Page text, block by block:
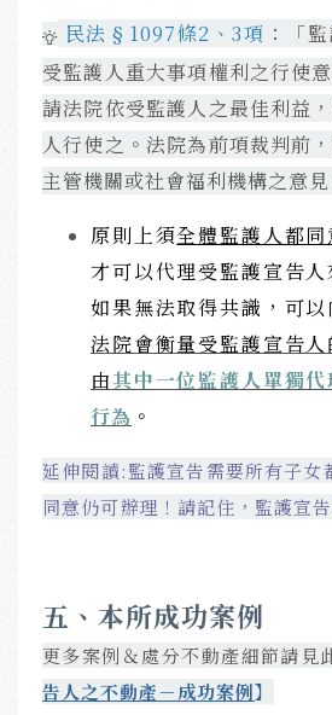
民法§1097條2、3項 ：「
受監護人重大事項權利之行使
請法院依受監護人之最佳利益
人行使之。 法院為前項裁判前
主管機關或社會福利機構之意見
原則上須全體監護人都
才可以代理受監護宣告人
如果無法取得共識，可以
法院會衡量受監護宣告人
由其中一位監護人單獨
行為 。
延伸閱讀:監護宣告需要所有子女
同意仍可辦理！請記住，監護宣
五、本所成功案例
更多案例＆處分不動產細節請見
告人之不動產－成功案例】